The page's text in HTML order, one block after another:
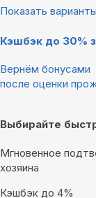
Показать варианты
Кэшбэк до 30%
Вернём бонусами
после оценки
Выбирайте
Мгновенное
хозяина
Кэшбэк до 4%